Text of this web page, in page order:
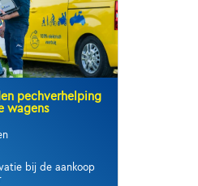
pechverhelping
wagens
bij de aankoop